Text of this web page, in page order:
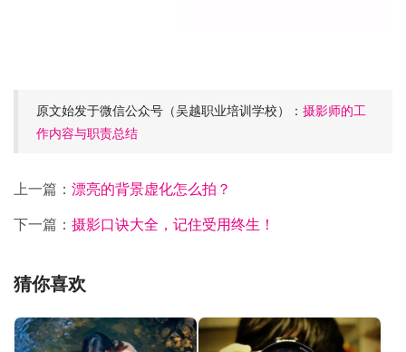
原文始发于微信公众号（吴越职业培训学校）： 摄影师的工
作内容与职责总结
上一篇： 漂亮的背景虚化怎么拍？
下一篇： 摄影口诀大全，记住受用终生！
猜你喜欢